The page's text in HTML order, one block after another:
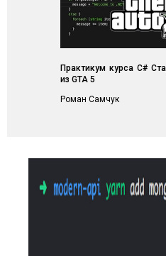
Практикум курса C#
из GTA 5
Роман Самчук